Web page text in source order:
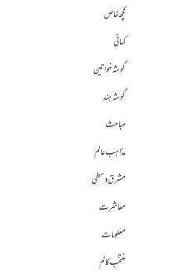
کچھ خاص
کہانی
گوشہ خواتین
گوشہ ہند
مباحث
مذاہب عالم
مشرق وسطی
معاشرت
معلومات
منتخب کالم